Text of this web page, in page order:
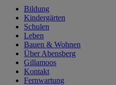
Bildung
Kindergärten
Schulen
Leben
Bauen & Wohnen
Über Abensberg
Gillamoos
Kontakt
Fernwartung